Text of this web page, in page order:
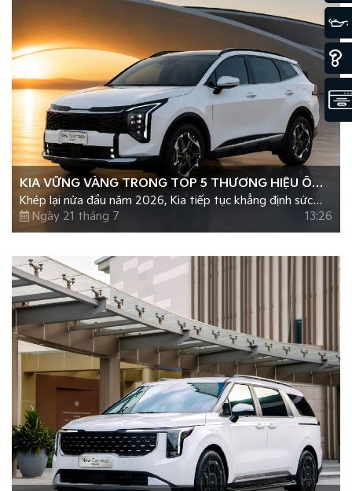
KIA VỮNG VÀNG TRONG TOP 5 THƯƠNG HIỆU Ô
TÔ BÁN CHẠY NHẤT NỬA ĐẦU NĂM 2026
Khép lại nửa đầu năm 2026, Kia tiếp tục khẳng định sức
hút trên thị trường ô tô Việt Nam với gần 16.000 xe được
bàn giao đến tay khách hàng, tăng trưởng hơn 50% so với
Ngày 21 tháng 7 13:26